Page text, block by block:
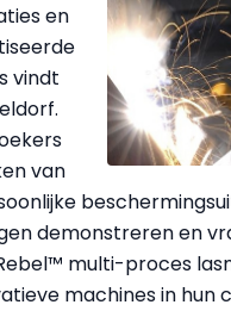
en
vindt
van
demonstreren en
multi-proces
machines in hun